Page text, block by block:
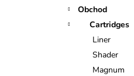
Obchod
Cartridges
Liner
Shader
Magnum